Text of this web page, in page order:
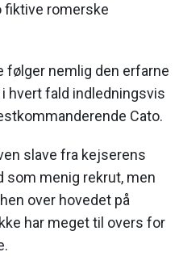
fiktive romerske
følger nemlig den erfarne
hvert fald indledningsvis
Cato.
slave fra kejserens
som menig rekrut, men
over hovedet på
har meget til overs for